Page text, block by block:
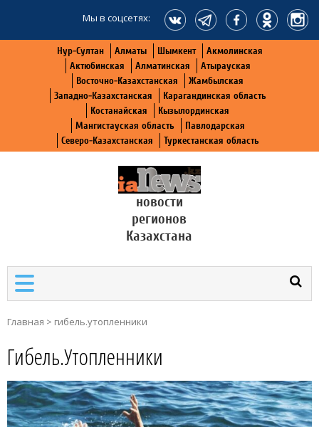
Мы в соцсетях:
Нур-Султан Алматы Шымкент
Акмолинская
Актюбинская
Алматинская
Атырауская
Восточно-Казахстанская
Жамбылская
Западно-Казахстанская
Карагандинская область
Костанайская
Кызылординская
Мангистауская область
Павлодарская
Северо-Казахстанская
Туркестанская область
новости
регионов
Казахстана
Главная > гибель.утопленники
Гибель.утопленники